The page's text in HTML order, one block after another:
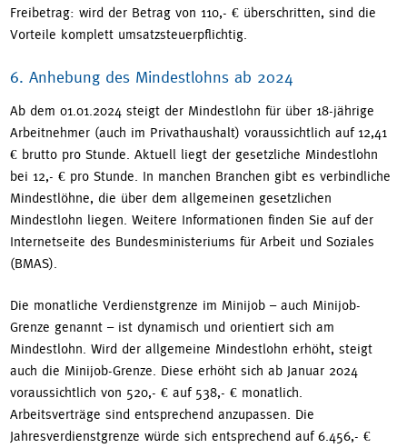
Freibetrag: wird der Betrag von 110,- € überschritten, sind die
Vorteile komplett umsatzsteuerpflichtig.
6. Anhebung des Mindestlohns ab 2024
Ab dem 01.01.2024 steigt der Mindestlohn für über 18-jährige
Arbeitnehmer (auch im Privathaushalt) voraussichtlich auf 12,41
€ brutto pro Stunde. Aktuell liegt der gesetzliche Mindestlohn
bei 12,- € pro Stunde. In manchen Branchen gibt es verbindliche
Mindestlöhne, die über dem allgemeinen gesetzlichen
Mindestlohn liegen. Weitere Informationen finden Sie auf der
Internetseite des Bundesministeriums für Arbeit und Soziales
(BMAS).
Die monatliche Verdienstgrenze im Minijob – auch Minijob-
Grenze genannt – ist dynamisch und orientiert sich am
Mindestlohn. Wird der allgemeine Mindestlohn erhöht, steigt
auch die Minijob-Grenze. Diese erhöht sich ab Januar 2024
voraussichtlich von 520,- € auf 538,- € monatlich.
Arbeitsverträge sind entsprechend anzupassen. Die
Jahresverdienstgrenze würde sich entsprechend auf 6.456,- €